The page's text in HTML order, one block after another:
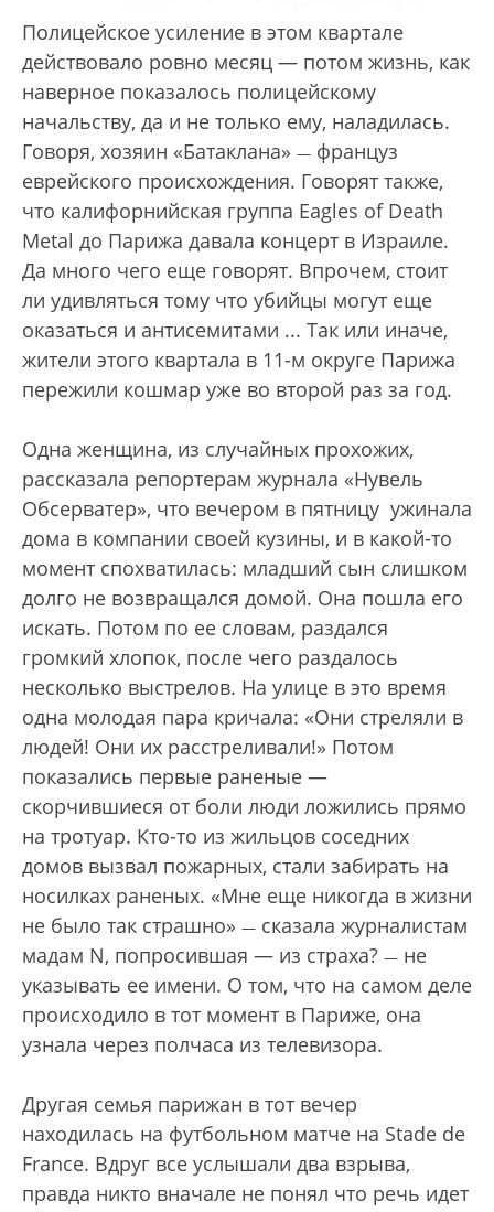
Полицейское усиление в этом квартале
действовало ровно месяц — потом жизнь, как
наверное показалось полицейскому
начальству, да и не только ему, наладилась.
Говоря, хозяин «Батаклана» — француз
еврейского происхождения. Говорят также,
что калифорнийская группа Eagles of Death
Metal до Парижа давала концерт в Израиле.
Да много чего еще говорят. Впрочем, стоит
ли удивляться тому что убийцы могут еще
оказаться и антисемитами ... Так или иначе,
жители этого квартала в 11-м округе Парижа
пережили кошмар уже во второй раз за год.
Одна женщина, из случайных прохожих,
рассказала репортерам журнала «Нувель
Обсерватер», что вечером в пятницу ужинала
дома в компании своей кузины, и в какой-то
момент спохватилась: младший сын слишком
долго не возвращался домой. Она пошла его
искать. Потом по ее словам, раздался
громкий хлопок, после чего раздалось
несколько выстрелов. На улице в это время
одна молодая пара кричала: «Они стреляли в
людей! Они их расстреливали!» Потом
показались первые раненые —
скорчившиеся от боли люди ложились прямо
на тротуар. Кто-то из жильцов соседних
домов вызвал пожарных, стали забирать на
носилках раненых. «Мне еще никогда в жизни
не было так страшно» — сказала журналистам
мадам N, попросившая — из страха? — не
указывать ее имени. О том, что на самом деле
происходило в тот момент в Париже, она
узнала через полчаса из телевизора.
Другая семья парижан в тот вечер
находилась на футбольном матче на Stade de
France. Вдруг все услышали два взрыва,
правда никто вначале не понял что речь идет